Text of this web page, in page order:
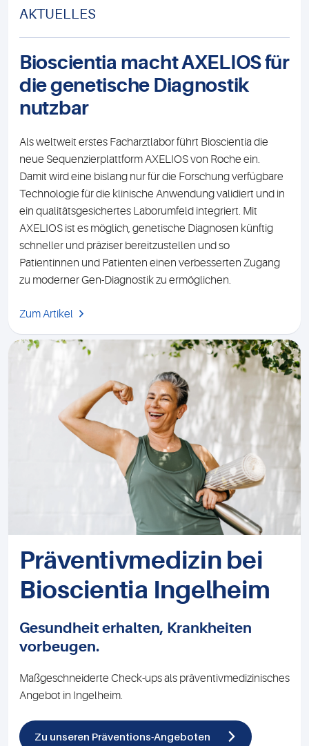
AKTUELLES
Bioscientia macht AXELIOS für
die genetische Diagnostik
nutzbar
Als weltweit erstes Facharztlabor führt Bioscientia die
neue Sequenzierplattform AXELIOS von Roche ein.
Damit wird eine bislang nur für die Forschung verfügbare
Technologie für die klinische Anwendung validiert und in
ein qualitätsgesichertes Laborumfeld integriert. Mit
AXELIOS ist es möglich, genetische Diagnosen künftig
schneller und präziser bereitzustellen und so
Patientinnen und Patienten einen verbesserten Zugang
zu moderner Gen-Diagnostik zu ermöglichen.
Zum Artikel
Präventivmedizin bei
Bioscientia Ingelheim
Gesundheit erhalten, Krankheiten
vorbeugen.
Maßgeschneiderte Check-ups als präventivmedizinisches
Angebot in Ingelheim.
Zu unseren Präventions-Angeboten